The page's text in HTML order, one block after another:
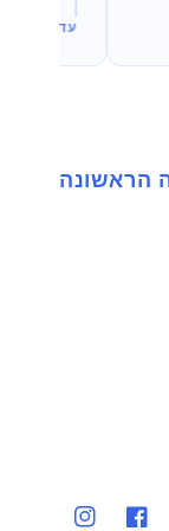
עדי
פייסבוק אינסטגרם